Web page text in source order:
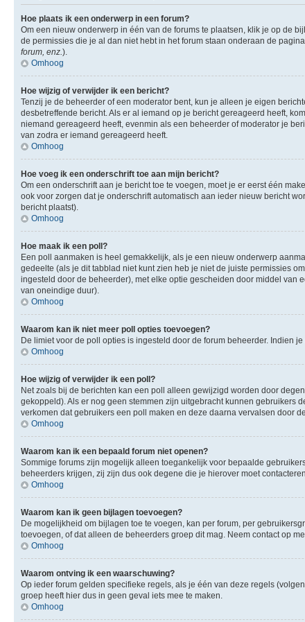
Hoe plaats ik een onderwerp in een forum?
Om een nieuw onderwerp in één van de forums te plaatsen, klik je op de
de permissies die je al dan niet hebt in het forum staan onderaan de
forum, enz.).
Omhoog
Hoe wijzig of verwijder ik een bericht?
Tenzij je de beheerder of een moderator bent, kun je alleen je eigen
desbetreffende bericht. Als er al iemand op je bericht gereageerd heeft,
niemand gereageerd heeft, evenmin als een beheerder of moderator je
van zodra er iemand gereageerd heeft.
Omhoog
Hoe voeg ik een onderschrift toe aan mijn bericht?
Om een onderschrift aan je bericht toe te voegen, moet je er eerst één
ook voor zorgen dat je onderschrift automatisch aan ieder nieuw bericht
bericht plaatst).
Omhoog
Hoe maak ik een poll?
Een poll aanmaken is heel gemakkelijk, als je een nieuw onderwerp
gedeelte (als je dit tabblad niet kunt zien heb je niet de juiste permissies
ingesteld door de beheerder), met elke optie gescheiden door middel van
van oneindige duur).
Omhoog
Waarom kan ik niet meer poll opties toevoegen?
De limiet voor de poll opties is ingesteld door de forum beheerder. Indien
Omhoog
Hoe wijzig of verwijder ik een poll?
Net zoals bij de berichten kan een poll alleen gewijzigd worden door
gekoppeld). Als er nog geen stemmen zijn uitgebracht kunnen gebruikers
verkomen dat gebruikers een poll maken en deze daarna vervalsen door
Omhoog
Waarom kan ik een bepaald forum niet openen?
Sommige forums zijn mogelijk alleen toegankelijk voor bepaalde
beheerders krijgen, zij zijn dus ook degene die je hierover moet
Omhoog
Waarom kan ik geen bijlagen toevoegen?
De mogelijkheid om bijlagen toe te voegen, kan per forum, per
toevoegen, of dat alleen de beheerders groep dit mag. Neem contact op
Omhoog
Waarom ontving ik een waarschuwing?
Op ieder forum gelden specifieke regels, als je één van deze regels
groep heeft hier dus in geen geval iets mee te maken.
Omhoog